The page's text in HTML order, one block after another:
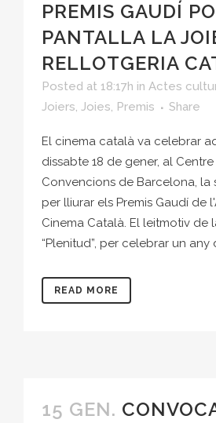
PREMIS GAUDÍ
PANTALLA LA
RELLOTGERIA
Posted at 18:17h in Actes
Joiers, Joies, Premis Share
El cinema català va celebrar
dissabte 18 de gener, al
Convencions de Barcelona, la
per lliurar els Premis Gaudí de
Cinema Català. El leitmotiv de
“Plenitud”, per celebrar un any
READ MORE
15 GEN.